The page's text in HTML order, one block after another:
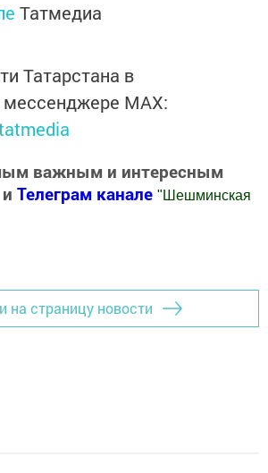
Татмедиа
Татарстана в
MАХ:
важным и интересным
и Телеграм канале " Шешминская
на страницу новости